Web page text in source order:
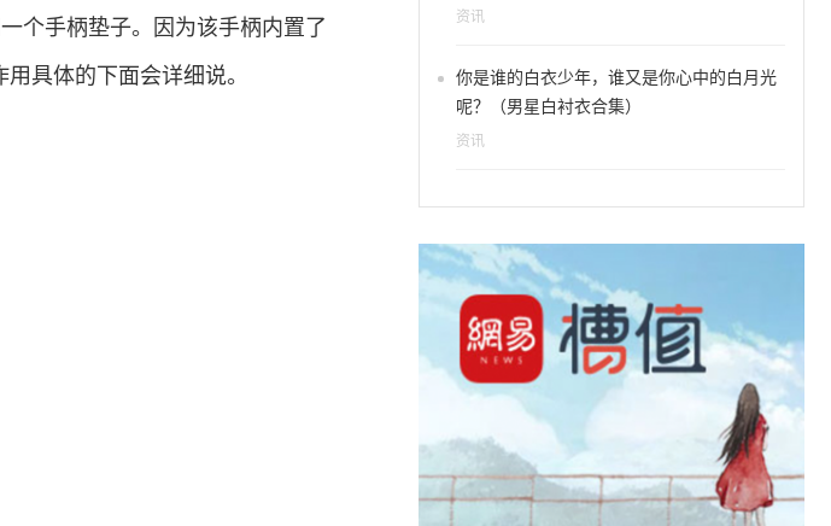
个手柄垫子。因为该手柄内置了
具体的下面会详细说。
资讯
你是谁的白衣少年，谁又是你心中的白月光
呢？（男星白衬衣合集）
资讯